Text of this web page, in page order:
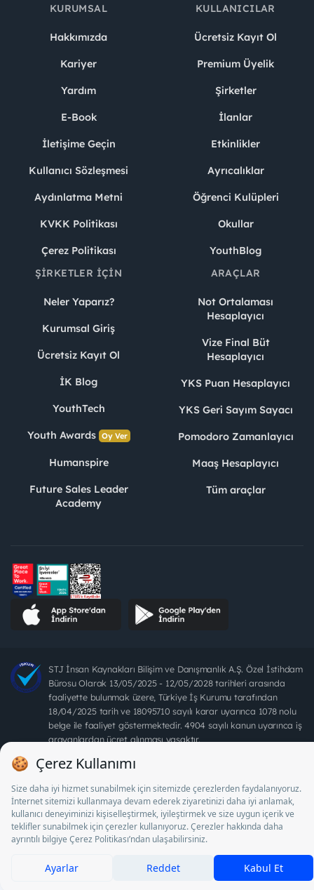
KURUMSAL
Hakkımızda
Kariyer
Yardım
E-Book
İletişime Geçin
Kullanıcı Sözleşmesi
Aydınlatma Metni
KVKK Politikası
Çerez Politikası
KULLANICILAR
Ücretsiz Kayıt Ol
Premium Üyelik
Şirketler
İlanlar
Etkinlikler
Ayrıcalıklar
Öğrenci Kulüpleri
Okullar
YouthBlog
ŞIRKETLER İÇIN
Neler Yaparız?
Kurumsal Giriş
Ücretsiz Kayıt Ol
İK Blog
YouthTech
Youth Awards Oy Ver
Humanspire
Future Sales Leader
Academy
ARAÇLAR
Not Ortalaması
Hesaplayıcı
Vize Final Büt
Hesaplayıcı
YKS Puan Hesaplayıcı
YKS Geri Sayım Sayacı
Pomodoro Zamanlayıcı
Maaş Hesaplayıcı
Tüm araçlar
STJ İnsan Kaynakları Bilişim ve Danışmanlık A.Ş. Özel İstihdam
Bürosu Olarak 13/05/2025 - 12/05/2028 tarihleri arasında
faaliyette bulunmak üzere, Türkiye İş Kurumu tarafından
18/04/2025 tarih ve 18095710 sayılı karar uyarınca 1078 nolu
belge ile faaliyet göstermektedir. 4904 sayılı kanun uyarınca iş
arayanlardan ücret alınması yasaktır.